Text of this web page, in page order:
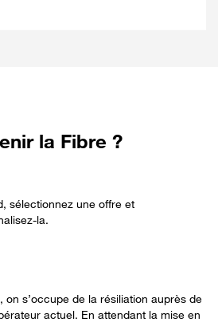
la Fibre ?
sélectionnez une offre et
la.
on s’occupe de la résiliation auprès de
actuel. En attendant la mise en